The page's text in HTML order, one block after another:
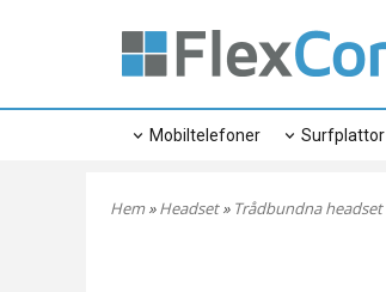
Mobiltelefoner Surfplattor
Hem»Headset» Trådbundna headset